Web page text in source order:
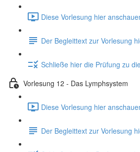
Diese Vorlesung hier
Der Begleittext zur Vorlesung
Schließe hier die Prüfung zu
Vorlesung 12 - Das Lymphsystem
Diese Vorlesung hier
Der Begleittext zur Vorlesung